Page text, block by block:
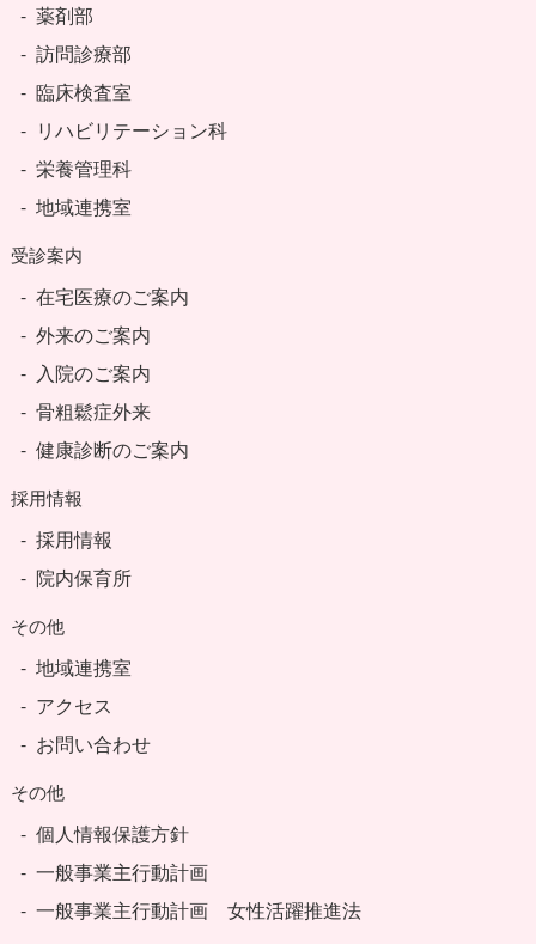
薬剤部
訪問診療部
臨床検査室
リハビリテーション科
栄養管理科
地域連携室
受診案内
在宅医療のご案内
外来のご案内
入院のご案内
骨粗鬆症外来
健康診断のご案内
採用情報
採用情報
院内保育所
その他
地域連携室
アクセス
お問い合わせ
その他
個人情報保護方針
一般事業主行動計画
一般事業主行動計画 女性活躍推進法